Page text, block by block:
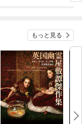
もっと見る